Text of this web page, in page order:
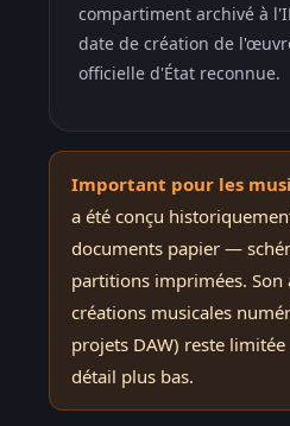
compartiment archivé à
date de création de
officielle d'État reconnue.
Important pour les
a été conçu
documents papier —
partitions imprimées. Son
créations musicales
projets DAW) reste
détail plus bas.